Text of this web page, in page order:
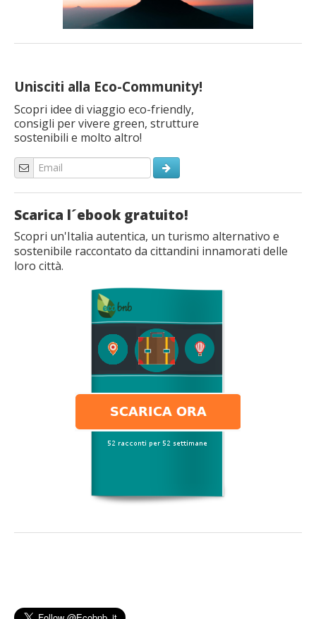
Unisciti alla Eco-Community!
Scopri idee di viaggio eco-friendly,
consigli per vivere green, strutture
sostenibili e molto altro!
Scarica l´ebook gratuito!
Scopri un'Italia autentica, un turismo alternativo e
sostenibile raccontato da cittandini innamorati delle
loro città.